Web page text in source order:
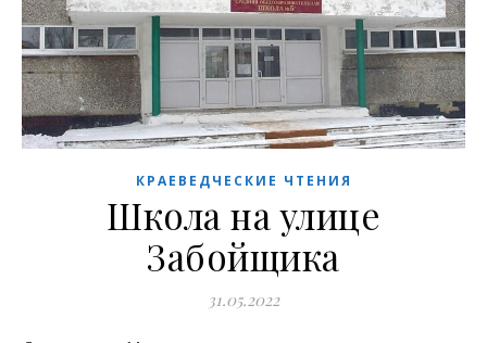
КРАЕВЕДЧЕСКИЕ ЧТЕНИЯ
Школа на улице
Забойщика
31.05.2022